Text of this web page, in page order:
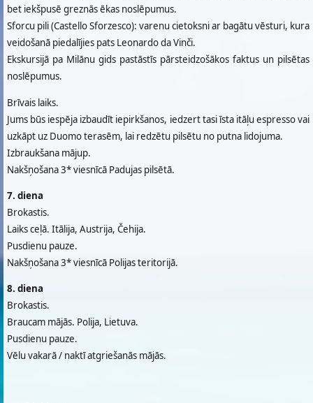
bet iekšpusē greznās ēkas noslēpumus.
Sforcu pili (Castello Sforzesco): varenu cietoksni ar bagātu vēsturi, kura
veidošanā piedalījies pats Leonardo da Vinči.
Ekskursijā pa Milānu gids pastāstīs pārsteidzošākos faktus un pilsētas
noslēpumus.
Brīvais laiks.
Jums būs iespēja izbaudīt iepirkšanos, iedzert tasi īsta itāļu espresso vai
uzkāpt uz Duomo terasēm, lai redzētu pilsētu no putna lidojuma.
Izbraukšana mājup.
Nakšņošana 3* viesnīcā Padujas pilsētā.
7. diena
Brokastis.
Laiks ceļā. Itālija, Austrija, Čehija.
Pusdienu pauze.
Nakšņošana 3* viesnīcā Polijas teritorijā.
8. diena
Brokastis.
Braucam mājās. Polija, Lietuva.
Pusdienu pauze.
Vēlu vakarā / naktī atgriešanās mājās.